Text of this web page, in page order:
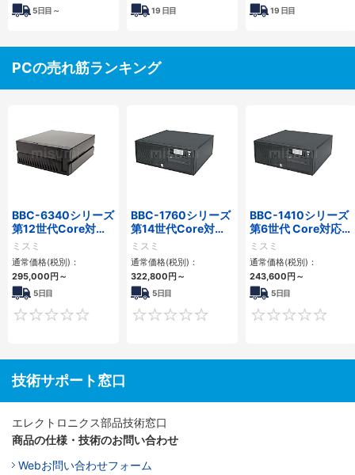
5日目～ 19 日目 19 日目
PCの売れ筋ランキング
BBC-6340シリーズ
第12世代Core対応
小型フロアマウント
PC2PCI/2PCIe
ミスミ
通常価格(税別)：
295,000円～
5日目
0
BBC-1760シリーズ
第14世代Core対応
小型フロアマウント
3PCIe
ミスミ
通常価格(税別)：
322,800円～
5日目
0
BBC-1410シリーズ
第6世代 Core対応フ
ロアマウントFAPC
3PCI・3PCIe
ミスミ
通常価格(税別)：
243,600円～
5日目
技術サポート窓口
エレクトロニクス部品技術窓口
商品の仕様・技術のお問い合わせ
Webお問い合わせフォーム